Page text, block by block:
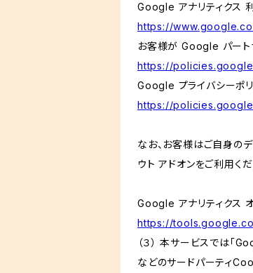
Google アナリティクス
https://
お客様が Google パート
https://
Google プライバシーポリ
https://
なお、お客様はご自身の
ウト アドオンをご利用くだ
Google アナリティクス オ
https://
（３） 本サービスでは
などのサードパーティ